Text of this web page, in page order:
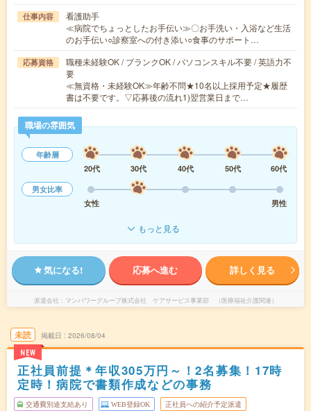
仕事内容
看護助手
≪病院でちょっとしたお手伝い≫〇お手洗い・入浴など生活
のお手伝い○診察室への付き添い○食事のサポート…
応募資格
職種未経験OK / ブランクOK / パソコンスキル不要 / 英語力不
要
≪無資格・未経験OK≫年齢不問★10名以上採用予定★履歴
書は不要です。▽応募後の流れ1)翌営業日まで…
職場の雰囲気
年齢層
20代
30代 40代 50代
60代
男女比率
女性
男性
もっと見る
気になる! 応募へ進む 詳しく見る
派遣会社 マンパワーグループ株式会社 ケアサービス事業部 （医療福祉介護関連）
未読
NEW
掲載日 2026/08/04
正社員前提＊年収305万円～！2名募集！17時
定時！病院で書類作成などの事務
交通費別途支給あり WEB登録OK 正社員への紹介予定派遣